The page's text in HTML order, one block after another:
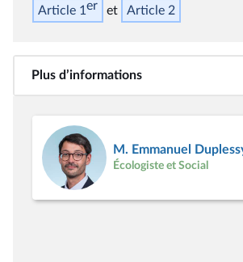
Article 1er Article 2
Plus d’informations
M. Emmanuel
Écologiste et Social